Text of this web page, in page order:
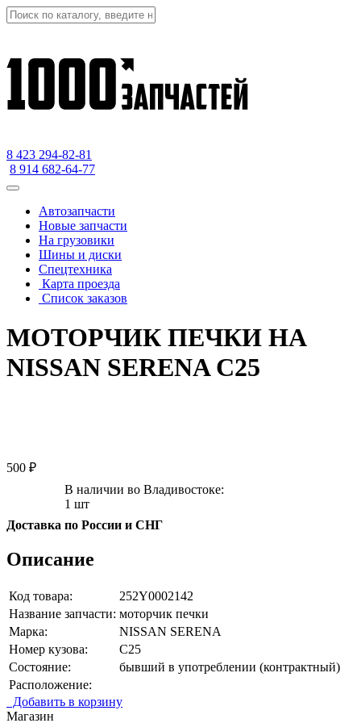
8 423 294-82-81
8 914 682-64-77
Автозапчасти
Новые запчасти
На грузовики
Шины и диски
Спецтехника
Карта проезда
Список заказов
МОТОРЧИК ПЕЧКИ НА
NISSAN SERENA C25
500 ₽
В наличии во Владивостоке:
1 шт
Доставка по России и СНГ
Описание
Код товара:
252Y0002142
Название запчасти: моторчик печки
Марка:
NISSAN SERENA
Номер кузова:
C25
Состояние:
бывший в употреблении (контрактный)
Расположение:
Добавить в корзину
Магазин